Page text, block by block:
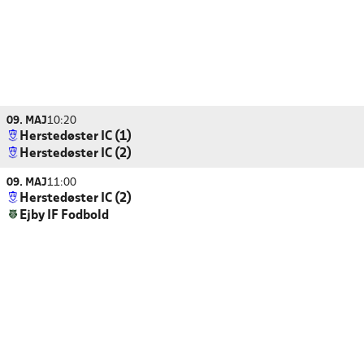
09. MAJ10:20
Herstedøster IC (1)
Herstedøster IC (2)
09. MAJ11:00
Herstedøster IC (2)
Ejby IF Fodbold